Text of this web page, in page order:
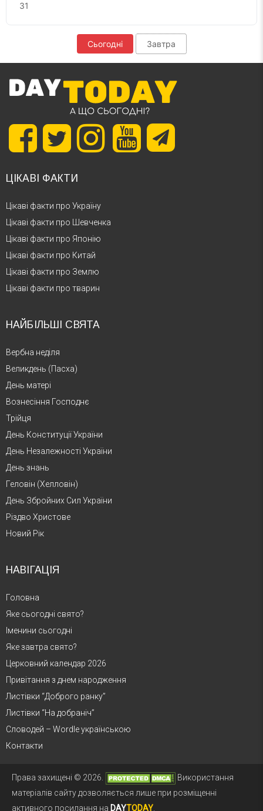
31
Сьогодні Завтра
ЦІКАВІ ФАКТИ
Цікаві факти про Україну
Цікаві факти про Шевченка
Цікаві факти про Японію
Цікаві факти про Китай
Цікаві факти про Землю
Цікаві факти про тварин
НАЙБІЛЬШІ СВЯТА
Вербна неділя
Великдень (Пасха)
День матері
Вознесіння Господнє
Трійця
День Конституції України
День Незалежності України
День знань
Геловін (Хелловін)
День Збройних Сил України
Різдво Христове
Новий Рік
НАВІГАЦІЯ
Головна
Яке сьогодні свято?
Іменини сьогодні
Яке завтра свято?
Церковний календар 2026
Привітання з днем народження
Листівки “Доброго ранку”
Листівки “На добраніч”
Словодей – Wordle українською
Контакти
Права захищені © 2026.
Використання
матеріалів сайту дозволяється лише при розміщенні
активного посилання на DAYTODAY